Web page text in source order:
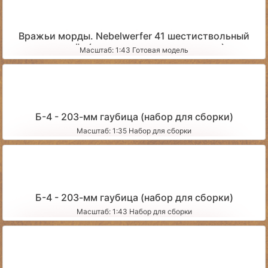
Вражьи морды. Nebelwerfer 41 шестиствольный
миномёт (со сложенными станинами)
Масштаб: 1:43 Готовая модель
Б-4 - 203-мм гаубица (набор для сборки)
Масштаб: 1:35 Набор для сборки
Б-4 - 203-мм гаубица (набор для сборки)
Масштаб: 1:43 Набор для сборки